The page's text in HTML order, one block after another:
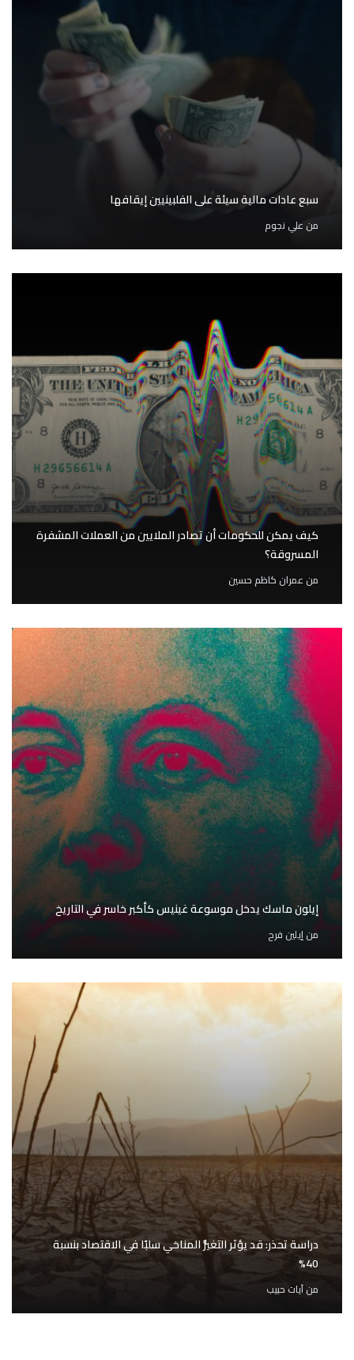
سبع عادات مالية سيئة على الفلبينيين إيقافها
منعلي نجوم
كيف يمكن للحكومات أن تصادر الملايين من العملات المشفرة
المسروقة؟
من عمران كاظم حسين
إيلون ماسك يدخل موسوعة غينيس كأكبر خاسر في التاريخ
منإيلين فرح
دراسة تحذر: قد يؤثر التغيُّر المناخي سلبًا في الاقتصاد بنسبة
40%
منآيات حبيب